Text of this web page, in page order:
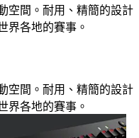
空間。耐用、精簡的設計
界各地的賽事。
空間。耐用、精簡的設計
界各地的賽事。